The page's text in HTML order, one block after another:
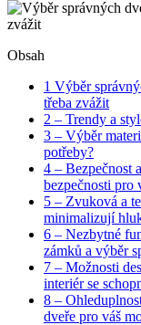
Obsah
1 Výběr
třeba⁤ zvážit
2 – Trendy a
3 – Výběr
potřeby?
4 – Bezpečnost
bezpečnosti pro
5 – Zvuková a
minimalizují
6 – Nezbytné
zámků a výběr
7 – ⁢Možnosti
interiér se
8 –
dveře pro váš